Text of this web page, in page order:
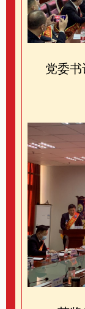
党委